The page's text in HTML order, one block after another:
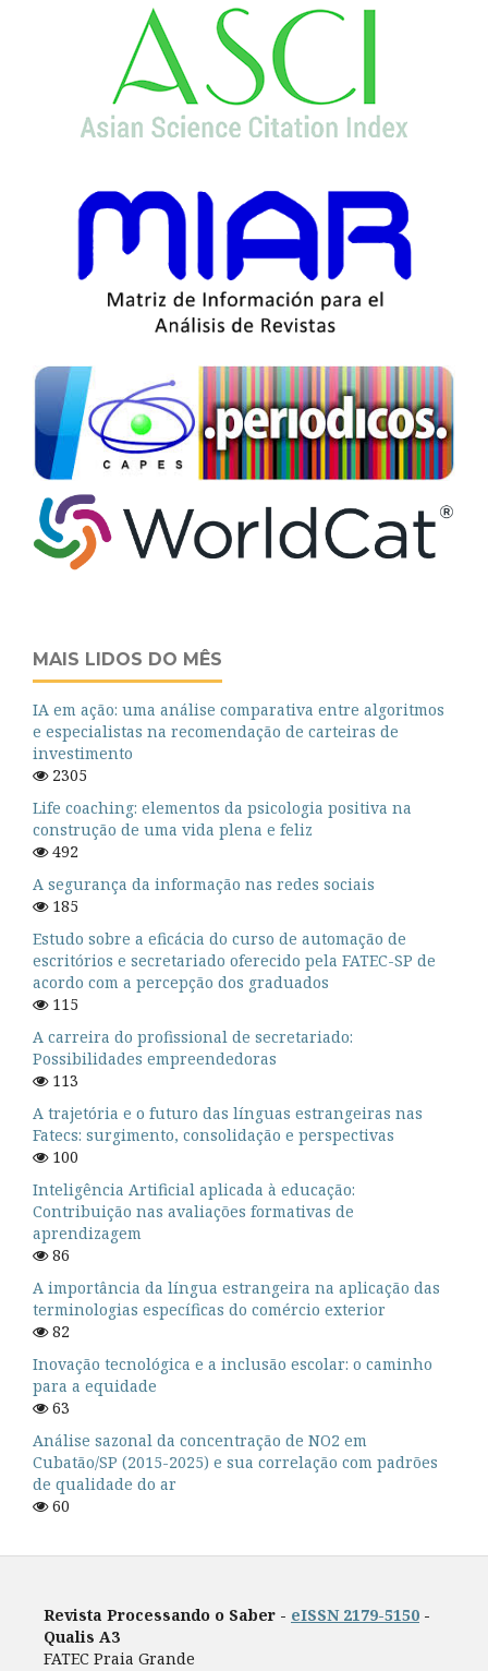
MAIS LIDOS DO MÊS
IA em ação: uma análise comparativa entre algoritmos
e especialistas na recomendação de carteiras de
investimento
2305
Life coaching: elementos da psicologia positiva na
construção de uma vida plena e feliz
492
A segurança da informação nas redes sociais
185
Estudo sobre a eficácia do curso de automação de
escritórios e secretariado oferecido pela FATEC-SP de
acordo com a percepção dos graduados
115
A carreira do profissional de secretariado:
Possibilidades empreendedoras
113
A trajetória e o futuro das línguas estrangeiras nas
Fatecs: surgimento, consolidação e perspectivas
100
Inteligência Artificial aplicada à educação:
Contribuição nas avaliações formativas de
aprendizagem
86
A importância da língua estrangeira na aplicação das
terminologias específicas do comércio exterior
82
Inovação tecnológica e a inclusão escolar: o caminho
para a equidade
63
Análise sazonal da concentração de NO2 em
Cubatão/SP (2015-2025) e sua correlação com padrões
de qualidade do ar
60
Revista Processando o Saber - eISSN 2179-5150 -
Qualis A3
FATEC Praia Grande